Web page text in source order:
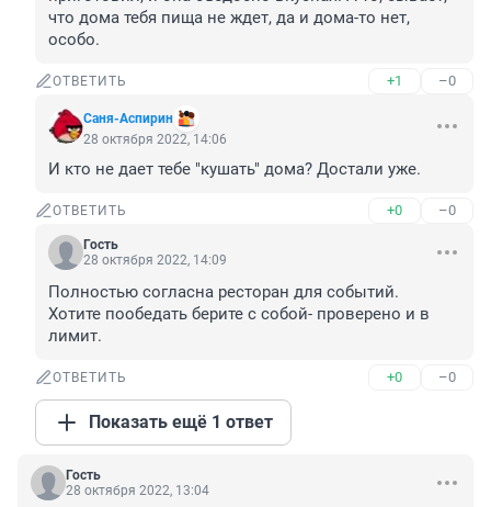
что дома тебя пища не ждет, да и дома-то нет,
особо.
ОТВЕТИТЬ +1 –0
Саня-Аспирин
28 октября 2022, 14:06
И кто не дает тебе "кушать" дома? Достали уже.
ОТВЕТИТЬ +0 –0
Гость
28 октября 2022, 14:09
Полностью согласна ресторан для событий.
Хотите пообедать берите с собой- проверено и в
лимит.
ОТВЕТИТЬ +0 –0
Показать ещё 1 ответ
Гость
28 октября 2022, 13:04